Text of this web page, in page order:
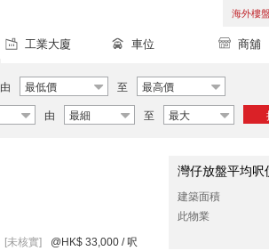
海外樓
工業大廈 車位 商舖
由 最低價 至 最高價
由 最細 至 最大
[未核實] @HK$ 33,000 / 呎
灣仔放盤平均呎
建築面積
此物業